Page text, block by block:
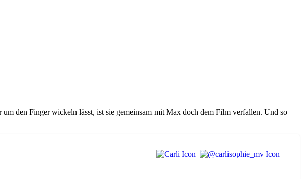
den Finger wickeln lässt, ist sie gemeinsam mit Max doch dem Film verfallen. Und so